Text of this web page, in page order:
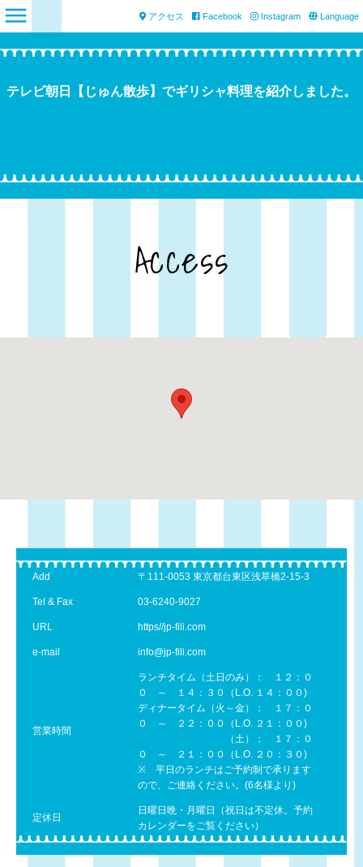
アクセス Facebook Instagram Language
テレビ朝日【じゅん散歩】でギリシャ料理を紹介しました。
Access
Add 〒111-0053 東京都台東区浅草橋2-15-3
Tel & Fax 03-6240-9027
URL https//jp-fili.com
e-mail info@jp-fili.com
営業時間
ランチタイム（土日のみ）： １２：０
０ ～ １４：３０（L.O. １４：００)
ディナータイム（火～金）： １７：０
０ ～ ２２：００（L.O. ２１：００)
（土）： １７：０
０ ～ ２１：００（L.O. ２０：３０)
※ 平日のランチはご予約制で承ります
ので、ご連絡ください。(6名様より)
定休日
日曜日晩・月曜日（祝日は不定休。予約
カレンダーをご覧ください）